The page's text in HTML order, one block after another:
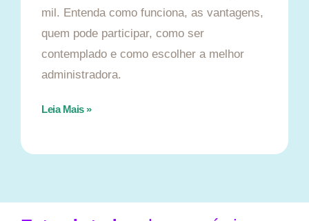
mil. Entenda como funciona, as vantagens,
quem pode participar, como ser
contemplado e como escolher a melhor
administradora.
Leia Mais »